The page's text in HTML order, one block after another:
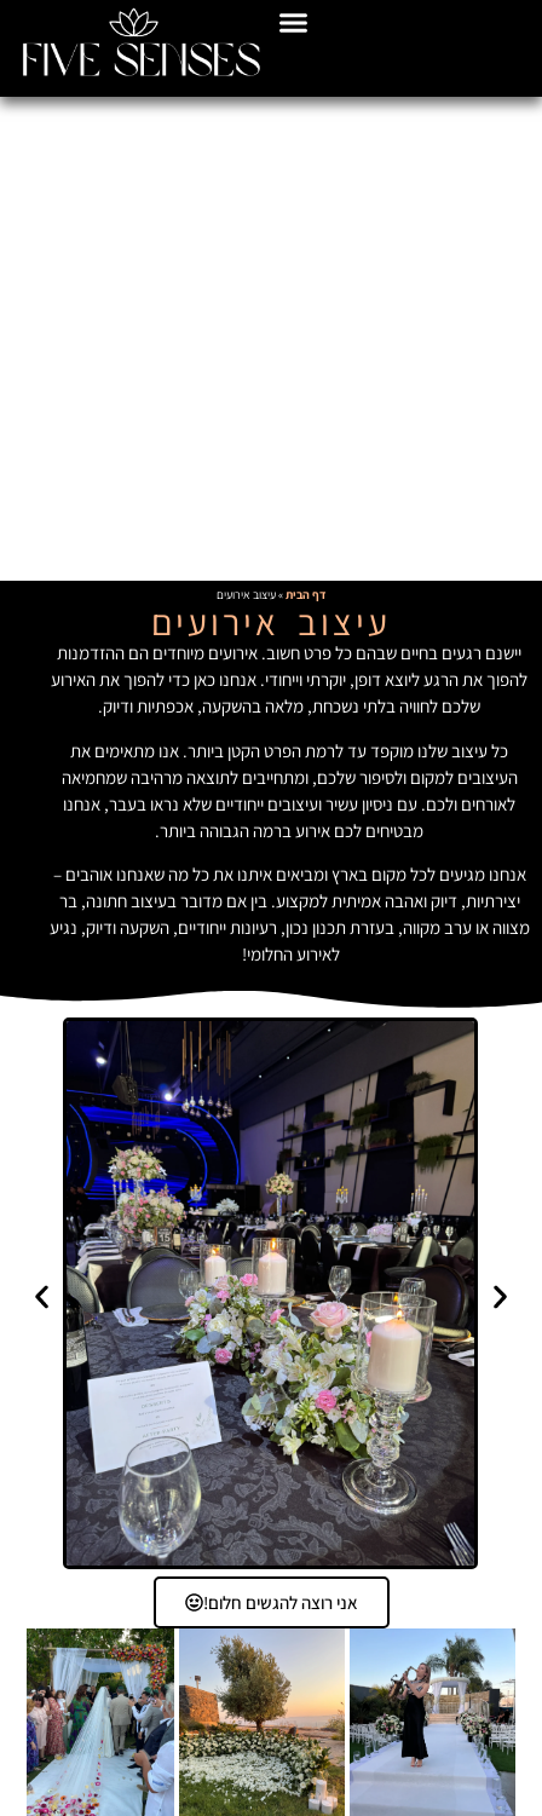
דף הבית»עיצוב אירועים
עיצוב אירועים
יישנם רגעים בחיים שבהם כל פרט חשוב. אירועים מיוחדים הם ההזדמנות
להפוך את הרגע ליוצא דופן, יוקרתי וייחודי. אנחנו כאן כדי להפוך את האירוע
שלכם לחוויה בלתי נשכחת, מלאה בהשקעה, אכפתיות ודיוק.
כל עיצוב שלנו מוקפד עד לרמת הפרט הקטן ביותר. אנו מתאימים את
העיצובים למקום ולסיפור שלכם, ומתחייבים לתוצאה מרהיבה שמחמיאה
לאורחים ולכם. עם ניסיון עשיר ועיצובים ייחודיים שלא נראו בעבר, אנחנו
מבטיחים לכם אירוע ברמה הגבוהה ביותר.
אנחנו מגיעים לכל מקום בארץ ומביאים איתנו את כל מה שאנחנו אוהבים –
יצירתיות, דיוק ואהבה אמיתית למקצוע. בין אם מדובר בעיצוב חתונה, בר
מצווה או ערב מקווה, בעזרת תכנון נכון, רעיונות ייחודיים, השקעה ודיוק, נגיע
לאירוע החלומי!
אני רוצה להגשים חלום!